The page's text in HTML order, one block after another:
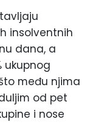
insolventnih
dana, a
ukupnog
među njima
od pet
i nose